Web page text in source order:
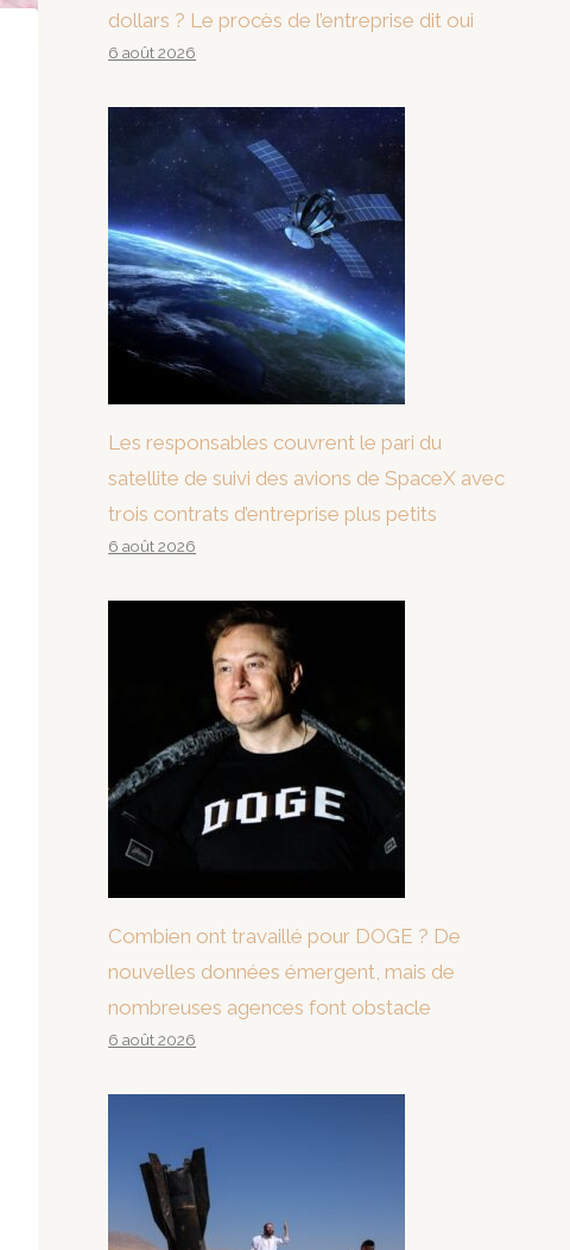
dollars ? Le procès de l’entreprise dit oui
6 août 2026
Les responsables couvrent le pari du
satellite de suivi des avions de SpaceX avec
trois contrats d’entreprise plus petits
6 août 2026
Combien ont travaillé pour DOGE ? De
nouvelles données émergent, mais de
nombreuses agences font obstacle
6 août 2026